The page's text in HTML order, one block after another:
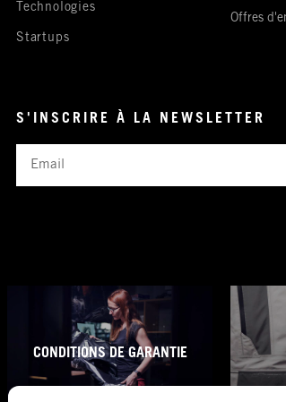
Technologies
Startups
Offres
S'INSCRIRE À LA NEWSLETTER
CONDITIONS DE GARANTIE